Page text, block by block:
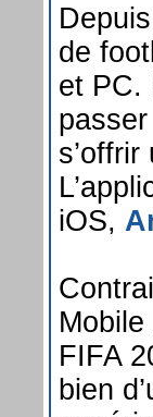
de
et PC.
iOS,
FIFA
bien